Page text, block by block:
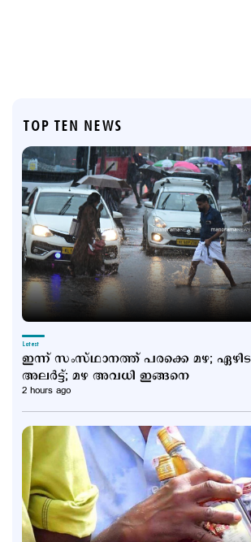
TOP TEN NEWS
Latest
ഇന്ന് സംസ്ഥാനത്ത് പരക്കെ മഴ;
അലര്‍ട്ട്; മഴ അവധി ഇങ്ങനെ
2 hours ago